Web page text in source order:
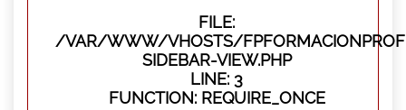
FILE:
/VAR/WWW/VHOSTS/
SIDEBAR-VIEW.PHP
LINE: 3
FUNCTION: REQUIRE_ONCE